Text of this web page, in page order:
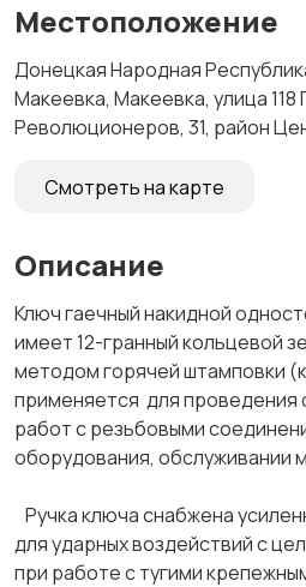
Местоположение
Донецкая Народная
Макеевка, Макеевка, улица 118
Революционеров, 31, район
Смотреть на карте
Описание
Ключ гаечный накидной
имеет 12-гранный кольцевой
методом горячей штамповки
применяется для
работ с резьбовыми
оборудования, обслуживании
Ручка ключа снабжена
для ударных воздействий с
при работе с тугими